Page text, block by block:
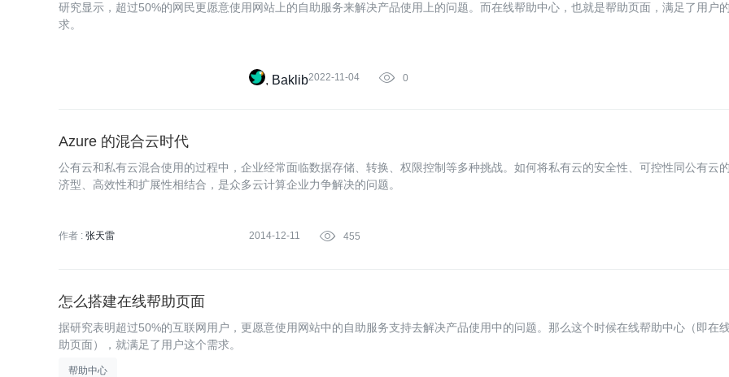
研究显示，超过50%的网民更愿意使用网站上的自助服务来解决产品使用上的问题。而在线帮助中心，也就是帮助页面，满足了用户
求。
Baklib2022-11-04  0
Azure 的混合云时代
公有云和私有云混合使用的过程中，企业经常面临数据存储、转换、权限控制等多种挑战。如何将私有云的安全性、可控性同公有云
济型、高效性和扩展性相结合，是众多云计算企业力争解决的问题。
作者 : 张天雷 2014-12-11  455
怎么搭建在线帮助页面
据研究表明超过50%的互联网用户，更愿意使用网站中的自助服务支持去解决产品使用中的问题。那么这个时候在线帮助中心（即在
助页面），就满足了用户这个需求。
帮助中心